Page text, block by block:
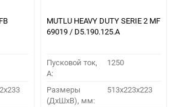
MUTLU HEAVY DUTY SERIE 2 MF
69019 / D5.190.125.A
Пусковой ток,
A:
1250
Размеры
(ДхШхВ), мм:
513x223x223